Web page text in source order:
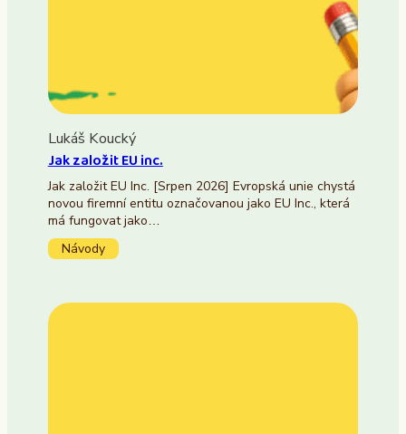
Lukáš Koucký
Jak založit EU inc.
Jak založit EU Inc. [Srpen 2026] Evropská unie chystá
novou firemní entitu označovanou jako EU Inc., která
má fungovat jako…
Návody